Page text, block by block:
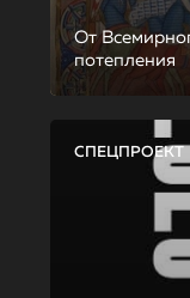
От
потепления
СПЕЦПРОЕКТ